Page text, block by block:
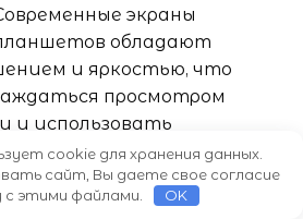
экраны
обладают
и яркостью, что
просмотром
и использовать
работы с графическим
cookie для хранения данных.
сайт, Вы даете свое согласие
этими файлами.
OK